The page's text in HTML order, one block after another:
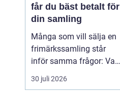
får du bäst betalt för
din samling
Många som vill sälja en
frimärkssamling står
inför samma frågor: Vad
är samlingen värd? Var
vänder man sig? Och hur
30 juli 2026